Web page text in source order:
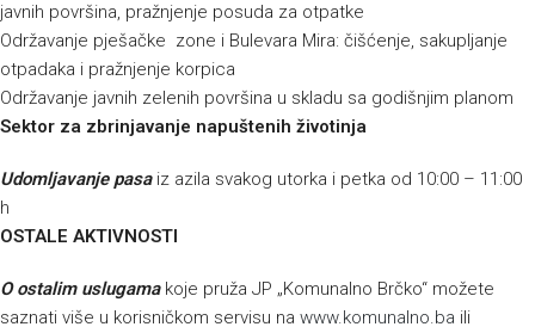
javnih površina, pražnjenje posuda za otpatke
Održavanje pješačke zone i Bulevara Mira: čišćenje, sakupljanje
otpadaka i pražnjenje korpica
Održavanje javnih zelenih površina u skladu sa godišnjim planom
Sektor za zbrinjavanje napuštenih životinja
Udomljavanje pasaiz azila svakog utorka i petka od 10:00 – 11:00
h
OSTALE AKTIVNOSTI
O ostalim uslugamakoje pruža JP „Komunalno Brčko“ možete
saznati više u korisničkom servisu na www.komunalno.ba ili